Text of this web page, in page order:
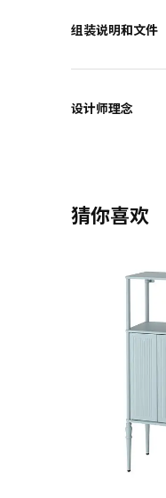
组装说明和文件
设计师理念
猜你喜欢